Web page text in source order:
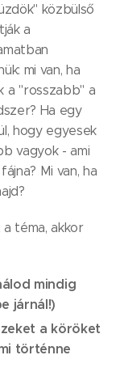
közbülső
a
mi van, ha
a "rosszabb" a
Ha egy
hogy egyesek
vagyok - ami
Mi van, ha
téma, akkor
mindig
járnál!)
a köröket
történne